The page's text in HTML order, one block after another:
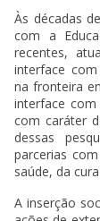
Às décadas
com a
recentes,
interface
na fronteira
interface com
com caráter
dessas
parcerias
saúde, da
A inserção